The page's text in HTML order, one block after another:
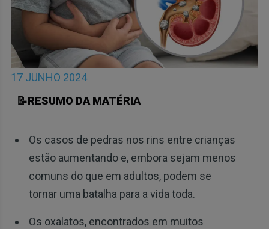
17 JUNHO 2024
📝RESUMO DA MATÉRIA
Os casos de pedras nos rins entre crianças
estão aumentando e, embora sejam menos
comuns do que em adultos, podem se
tornar uma batalha para a vida toda.
Os oxalatos, encontrados em muitos